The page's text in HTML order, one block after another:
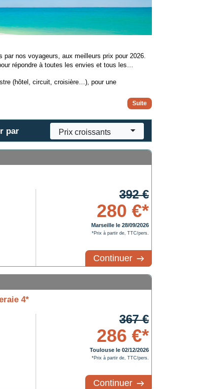
nos voyageurs, aux meilleurs prix pour 2026.
répondre à toutes les envies et tous les
(hôtel, circuit, croisière…), pour une
par Prix croissants
392 €
280 €*
Marseille le 28/09/2026
*Prix à partir de, TTC/pers.
Continuer
4*
367 €
286 €*
Toulouse le 02/12/2026
*Prix à partir de, TTC/pers.
Continuer